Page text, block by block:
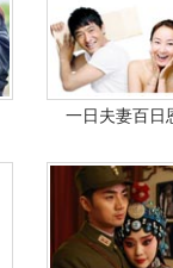
一日夫妻百日